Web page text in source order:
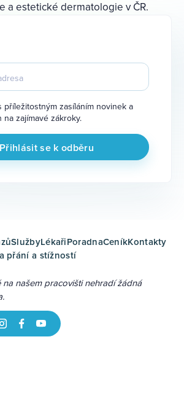
a estetické dermatologie v ČR.
příležitostným zasíláním novinek a
na zajímavé zákroky.
SlužbyLékařiPoradnaCeníkKontakty
přání a stížností
našem pracovišti nehradí žádná